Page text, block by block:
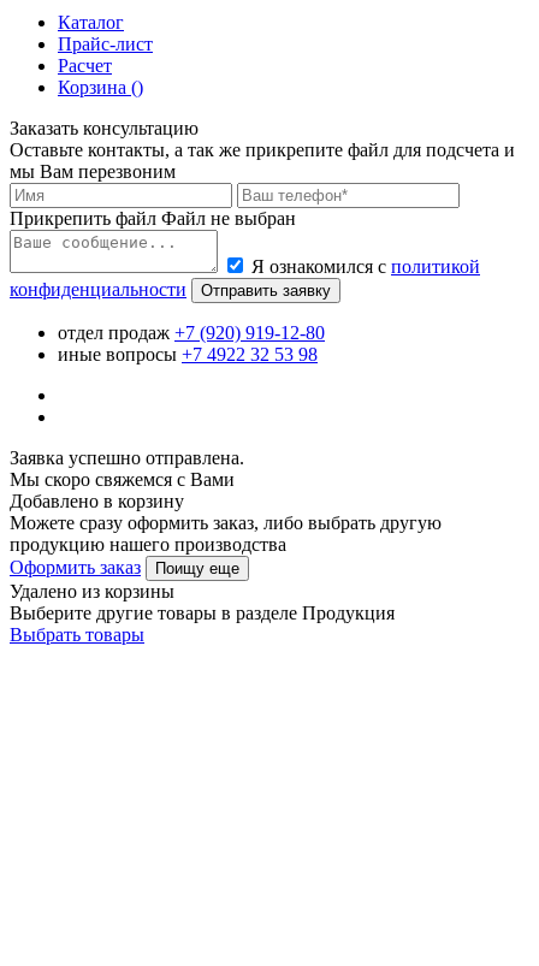
Каталог
Прайс-лист
Расчет
Корзина ()
Заказать консультацию
Оставьте контакты, а так же прикрепите файл для подсчета и
мы Вам перезвоним
Прикрепить файл Файл не выбран
Я ознакомился с политикой
конфиденциальности
Отправить заявку
отдел продаж +7 (920) 919-12-80
иные вопросы +7 4922 32 53 98
Заявка успешно отправлена.
Мы скоро свяжемся с Вами
Добавлено в корзину
Можете сразу оформить заказ, либо выбрать другую
продукцию нашего производства
Оформить заказ
Поищу еще
Удалено из корзины
Выберите другие товары в разделе Продукция
Выбрать товары